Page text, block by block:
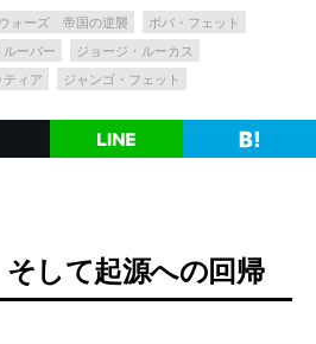
ォーズ 帝国の逆襲
ボバ・フェット
ルーパー
ジョージ・ルーカス
ティア ジャンゴ・フェット
して起源への回帰